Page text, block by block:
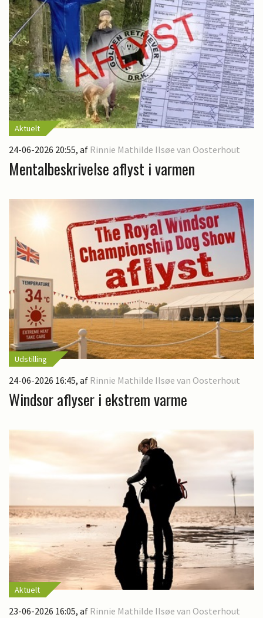
Aktuelt
24-06-2026 20:55, af Rinnie Mathilde Ilsøe van Oosterhout
Mentalbeskrivelse aflyst i varmen
Udstilling
24-06-2026 16:45, af Rinnie Mathilde Ilsøe van Oosterhout
Windsor aflyser i ekstrem varme
Aktuelt
23-06-2026 16:05, af Rinnie Mathilde Ilsøe van Oosterhout